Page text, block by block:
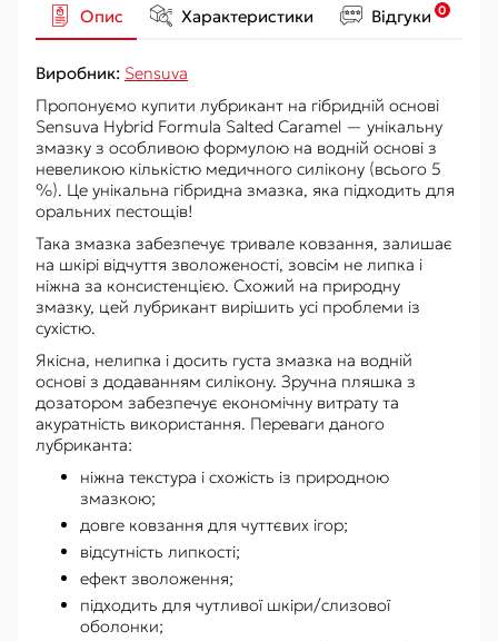
Опис Характеристики Відгуки 0
Виробник: Sensuva
Пропонуємо купити лубрикант на гібридній основі
Sensuva Hybrid Formula Salted Caramel — унікальну
змазку з особливою формулою на водній основі з
невеликою кількістю медичного силікону (всього 5
%). Це унікальна гібридна змазка, яка підходить для
оральних пестощів!
Така змазка забезпечує тривале ковзання, залишає
на шкірі відчуття зволоженості, зовсім не липка і
ніжна за консистенцією. Схожий на природну
змазку, цей лубрикант вирішить усі проблеми із
сухістю.
Якісна, нелипка і досить густа змазка на водній
основі з додаванням силікону. Зручна пляшка з
дозатором забезпечує економічну витрату та
акуратність використання. Переваги даного
лубриканта:
ніжна текстура і схожість із природною
змазкою;
довге ковзання для чуттєвих ігор;
відсутність липкості;
ефект зволоження;
підходить для чутливої ​​шкіри/слизової
оболонки;